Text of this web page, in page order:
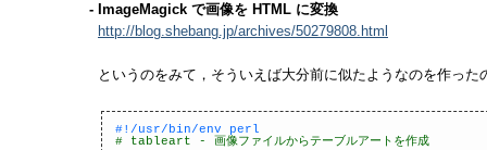
- ImageMagick で画像を HTML に変換
http://blog.shebang.jp/archives/50279808.html
というのをみて，そういえば大分前に似たようなのを作った
#!/usr/bin/env perl
# tableart - 画像ファイルからテーブルアートを作成